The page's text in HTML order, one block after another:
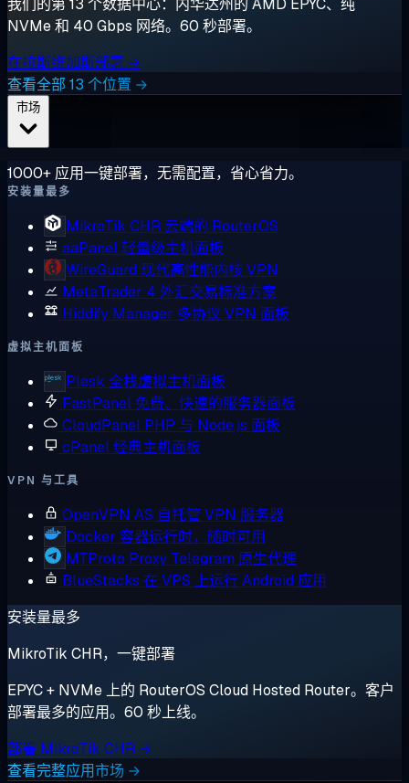
我们的第 13 个数据中心：内华达州的 AMD EPYC、纯
NVMe 和 40 Gbps 网络。60 秒部署。
在拉斯维加斯部署 →
查看全部 13 个位置 →
1000+ 应用一键部署，无需配置，省心省力。
安装量最多
MikroTik CHR 云端的 RouterOS
aaPanel轻量级主机面板
WireGuard 现代高性能内核 VPN
MetaTrader 4 外汇交易标准方案
Hiddify Manager 多协议 VPN 面板
虚拟主机面板
Plesk 全栈虚拟主机面板
FastPanel 免费、快速的服务器面板
CloudPanel PHP 与 Node.js 面板
cPanel经典主机面板
VPN 与工具
OpenVPN AS 自托管 VPN 服务器
Docker 容器运行时，随时可用
MTProto Proxy Telegram 原生代理
BlueStacks 在 VPS 上运行 Android 应用
安装量最多
MikroTik CHR，一键部署
EPYC + NVMe 上的 RouterOS Cloud Hosted Router。客户
部署最多的应用。60 秒上线。
部署 MikroTik CHR →
查看完整应用市场 →